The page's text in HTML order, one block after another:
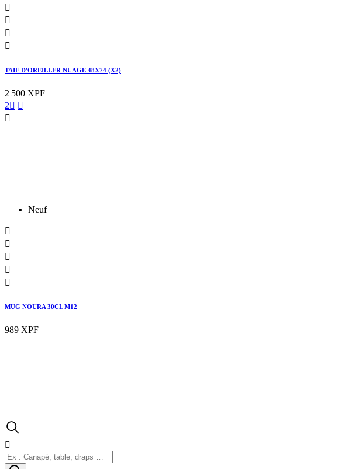




TAIE D'OREILLER NUAGE 48X74 (X2)
2 500 XPF
2 

Neuf





MUG NOURA 30CL M12
989 XPF
